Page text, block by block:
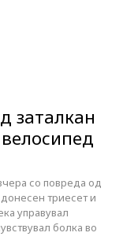
заталкан
со повреда од
триесет и
управувал
болка во